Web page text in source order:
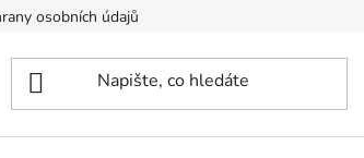
osobních údajů